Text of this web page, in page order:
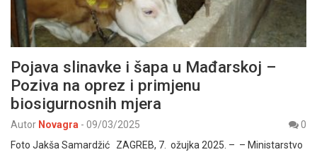
Pojava slinavke i šapa u Mađarskoj –
Poziva na oprez i primjenu
biosigurnosnih mjera
Autor Novagra - 09/03/2025
0
Foto Jakša Samardžić ZAGREB, 7. ožujka 2025. – – Ministarstvo